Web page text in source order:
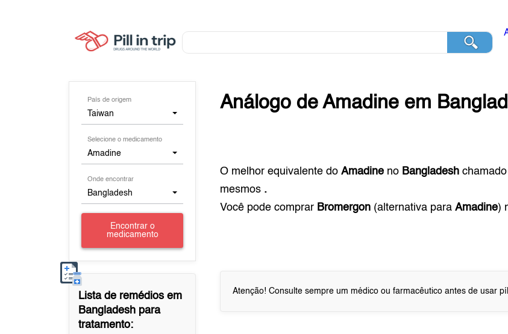
País de origem
Taiwan
Selecione o medicamento
Amadine
Onde encontrar
Bangladesh
Encontrar o
medicamento
Lista de remédios em
Bangladesh para
tratamento:
Análogo deAmadine em
O melhor equivalente doAmadine no Bangladesh chamado
mesmos .
Você pode comprar Bromergon (alternativa paraAmadine)
Atenção! Consulte sempre um médico ou farmacêutico antes de usar